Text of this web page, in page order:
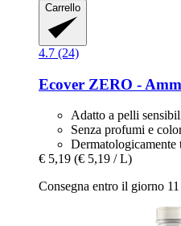
Carrello
4.7 (24)
Ecover ZERO -​
Adatto a pelli
Senza profumi e
Dermatologicamente
€ 5,19 (€ 5,19 / L)
Consegna entro il giorno